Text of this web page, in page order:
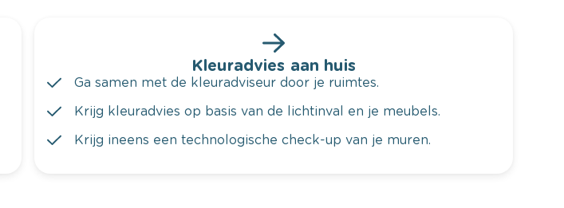
Kleuradvies aan huis
Ga samen met de kleuradviseur door je ruimtes.
Krijg kleuradvies op basis van de lichtinval en je meubels.
Krijg ineens een technologische check-up van je muren.